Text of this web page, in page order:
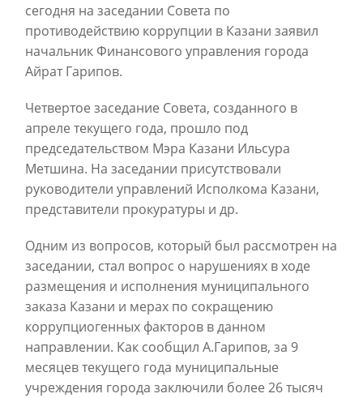
сегодня на заседании Совета по
противодействию коррупции в Казани заявил
начальник Финансового управления города
Айрат Гарипов.
Четвертое заседание Совета, созданного в
апреле текущего года, прошло под
председательством Мэра Казани Ильсура
Метшина. На заседании присутствовали
руководители управлений Исполкома Казани,
представители прокуратуры и др.
Одним из вопросов, который был рассмотрен на
заседании, стал вопрос о нарушениях в ходе
размещения и исполнения муниципального
заказа Казани и мерах по сокращению
коррупциогенных факторов в данном
направлении. Как сообщил А.Гарипов, за 9
месяцев текущего года муниципальные
учреждения города заключили более 26 тысяч